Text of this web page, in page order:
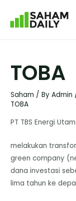
TOBA
Saham / ByAdmin
TOBA
PT TBS Energi
melakukan
green company
dana investasi
lima tahun ke